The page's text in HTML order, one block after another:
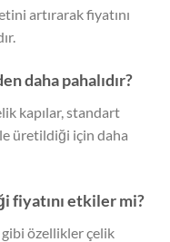
artırarak fiyatını
daha pahalıdır?
kapılar, standart
üretildiği için daha
fiyatını etkiler mi?
gibi özellikler çelik